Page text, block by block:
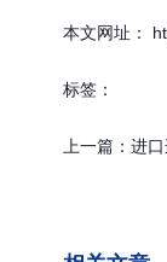
本文网址：
标签：
上一篇： 进口